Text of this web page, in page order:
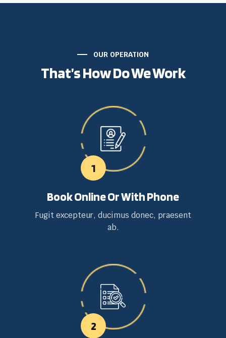
OUR OPERATION
That’s How Do We Work
1
Book Online Or With Phone
Fugit excepteur, ducimus donec, praesent
ab.
2